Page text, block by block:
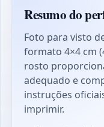
Resumo do
Foto para visto
formato 4×4 cm
rosto
adequado e
instruções
imprimir.